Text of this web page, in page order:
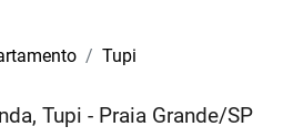
Tupi
Tupi - Praia Grande/SP